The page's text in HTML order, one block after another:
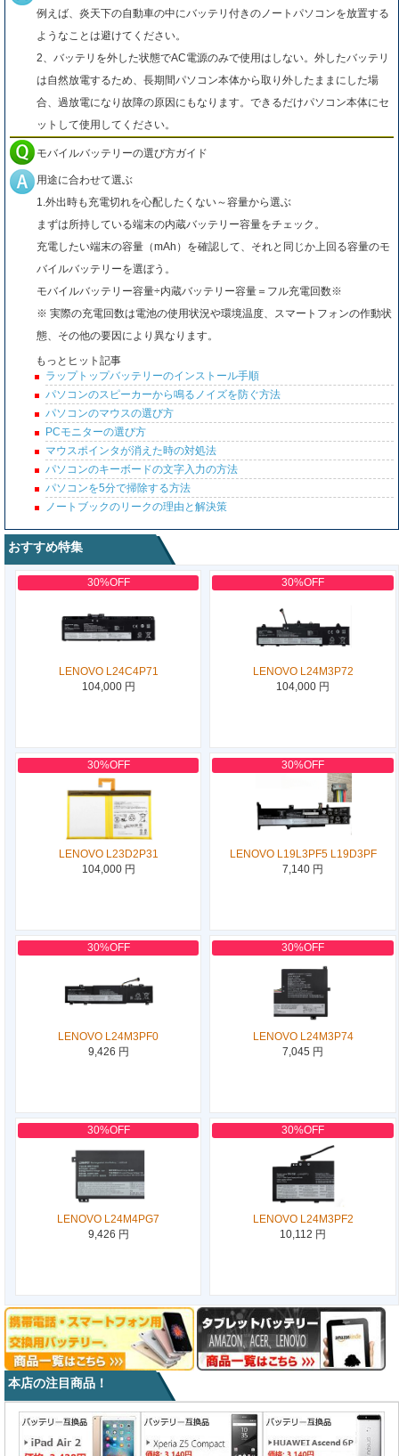
例えば、炎天下の自動車の中にバッテリ付きのノートパソコンを放置する
ようなことは避けてください。
2、バッテリを外した状態でAC電源のみで使用はしない。外したバッテリ
は自然放電するため、長期間パソコン本体から取り外したままにした場
合、過放電になり故障の原因にもなります。できるだけパソコン本体にセ
ットして使用してください。
モバイルバッテリーの選び方ガイド
用途に合わせて選ぶ
1.外出時も充電切れを心配したくない～容量から選ぶ
まずは所持している端末の内蔵バッテリー容量をチェック。
充電したい端末の容量（mAh）を確認して、それと同じか上回る容量のモ
バイルバッテリーを選ぼう。
モバイルバッテリー容量÷内蔵バッテリー容量＝フル充電回数※
※ 実際の充電回数は電池の使用状況や環境温度、スマートフォンの作動状
態、その他の要因により異なります。
もっとヒット記事
ラップトップバッテリーのインストール手順
パソコンのスピーカーから鳴るノイズを防ぐ方法
パソコンのマウスの選び方
PCモニターの選び方
マウスポインタが消えた時の対処法
パソコンのキーボードの文字入力の方法
パソコンを5分で掃除する方法
ノートブックのリークの理由と解決策
おすすめ特集
30%OFF
LENOVO L24C4P71
104,000 円
30%OFF
LENOVO L24M3P72
104,000 円
30%OFF
LENOVO L23D2P31
104,000 円
30%OFF
LENOVO L19L3PF5 L19D3PF
7,140 円
30%OFF
LENOVO L24M3PF0
9,426 円
30%OFF
LENOVO L24M3P74
7,045 円
30%OFF
LENOVO L24M4PG7
9,426 円
30%OFF
LENOVO L24M3PF2
10,112 円
本店の注目商品！